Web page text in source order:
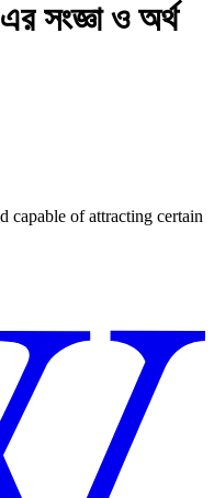
সংজ্ঞা ও অর্থ
capable of attracting certain